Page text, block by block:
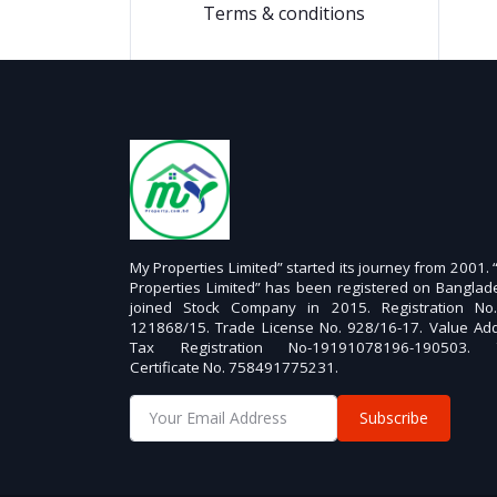
Terms & conditions
My Properties Limited” started its journey from 2001.
Properties Limited” has been registered on
joined Stock Company in 2015. Registration
121868/15. Trade License No. 928/16-17. Value
Tax Registration No-19191078196-190503.
Certificate No. 758491775231.
Subscribe